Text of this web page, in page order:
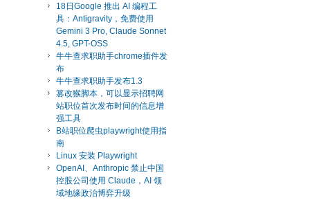
18日Google 推出 AI 编程工
具：Antigravity，免费使用
Gemini 3 Pro, Claude Sonnet
4.5, GPT-OSS
牛牛查求职助手chrome插件发
布
牛牛查求职助手发布1.3
篡改猴脚本，可以显示招聘网
站职位首次发布时间的信息增
强工具
B站职位爬虫playwright使用指
南
Linux 安装 Playwright
OpenAI、Anthropic 禁止中国
控股公司使用 Claude，AI 领
域地缘政治博弈升级